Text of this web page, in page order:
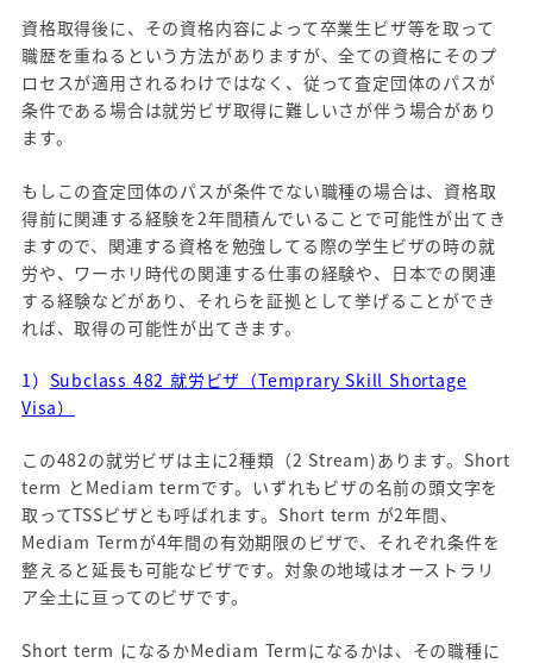
資格取得後に、その資格内容によって卒業生ビザ等を取って
職歴を重ねるという方法がありますが、全ての資格にそのプ
ロセスが適用されるわけではなく、従って査定団体のパスが
条件である場合は就労ビザ取得に難しいさが伴う場合があり
ます。
もしこの査定団体のパスが条件でない職種の場合は、資格取
得前に関連する経験を2年間積んでいることで可能性が出てき
ますので、関連する資格を勉強してる際の学生ビザの時の就
労や、ワーホリ時代の関連する仕事の経験や、日本での関連
する経験などがあり、それらを証拠として挙げることができ
れば、取得の可能性が出てきます。
1） Subclass 482 就労ビザ（Temprary Skill Shortage
Visa）
この482の就労ビザは主に2種類（2 Stream)あります。Short
term とMediam termです。いずれもビザの名前の頭文字を
取ってTSSビザとも呼ばれます。Short term が2年間、
Mediam Termが4年間の有効期限のビザで、それぞれ条件を
整えると延長も可能なビザです。対象の地域はオーストラリ
ア全土に亘ってのビザです。
Short term になるかMediam Termになるかは、その職種に